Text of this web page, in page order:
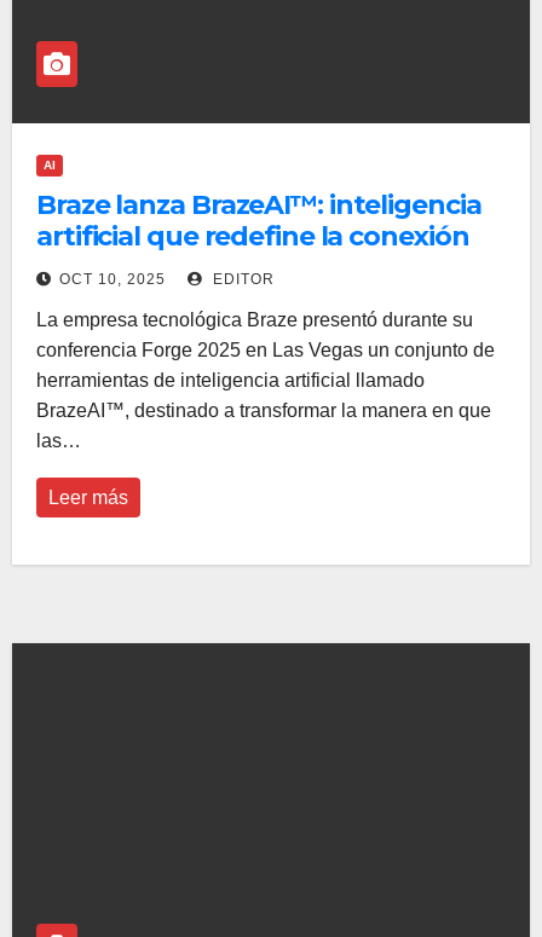
AI
Braze lanza BrazeAI™: inteligencia
artificial que redefine la conexión
entre marcas y consumidores
OCT 10, 2025 EDITOR
La empresa tecnológica Braze presentó durante su
conferencia Forge 2025 en Las Vegas un conjunto de
herramientas de inteligencia artificial llamado
BrazeAI™, destinado a transformar la manera en que
las…
Leer más